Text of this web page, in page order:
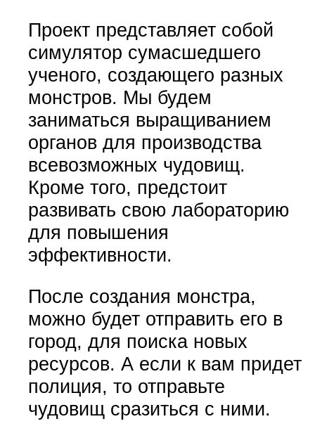
Проект представляет собой
симулятор сумасшедшего
ученого, создающего разных
монстров. Мы будем
заниматься выращиванием
органов для производства
всевозможных чудовищ.
Кроме того, предстоит
развивать свою лабораторию
для повышения
эффективности.
После создания монстра,
можно будет отправить его в
город, для поиска новых
ресурсов. А если к вам придет
полиция, то отправьте
чудовищ сразиться с ними.